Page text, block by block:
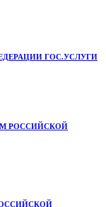
ГОС.УСЛУГИ
РОССИЙСКОЙ